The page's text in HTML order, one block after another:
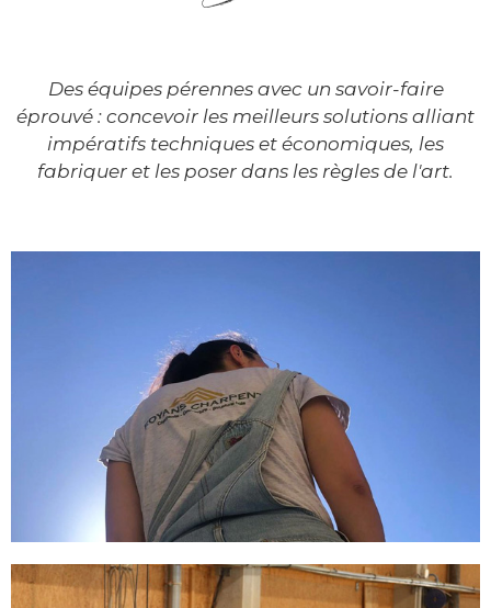
Des équipes pérennes avec un savoir-faire
éprouvé : concevoir les meilleurs solutions alliant
impératifs techniques et économiques, les
fabriquer et les poser dans les règles de l'art.